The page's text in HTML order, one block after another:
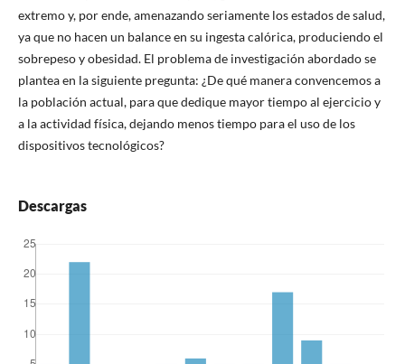
extremo y, por ende, amenazando seriamente los estados de salud,
ya que no hacen un balance en su ingesta calórica, produciendo el
sobrepeso y obesidad. El problema de investigación abordado se
plantea en la siguiente pregunta: ¿De qué manera convencemos a
la población actual, para que dedique mayor tiempo al ejercicio y
a la actividad física, dejando menos tiempo para el uso de los
dispositivos tecnológicos?
Descargas